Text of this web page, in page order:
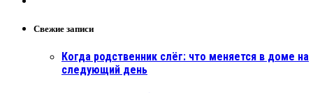
Свежие записи
Когда родственник слёг: что меняется в доме на
следующий день